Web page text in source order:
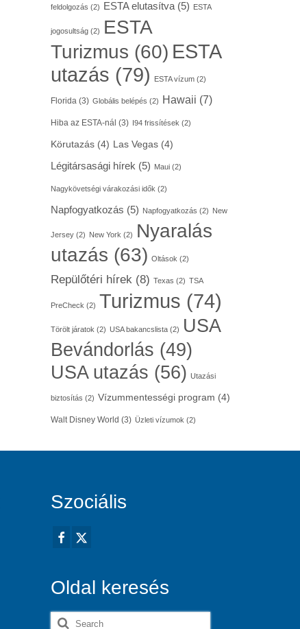
feldolgozás (2) ESTA elutasítva(5) ESTA
jogosultság(2)
ESTA
Turizmus (60) ESTA
utazás (79) ESTA vízum(2)
Florida(3) Globális belépés (2) Hawaii (7)
Hiba az ESTA-nál (3) I94 frissítések (2)
Körutazás(4) Las Vegas(4)
Légitársasági hírek(5) Maui(2)
Nagykövetségi várakozási idők (2)
Napfogyatkozás (5) Napfogyatkozás (2) New
Jersey(2) New York (2)
Nyaralás
utazás (63) Oltások (2)
Repülőtéri hírek(8) Texas (2) TSA
PreCheck (2) Turizmus (74)
Törölt járatok (2) USA bakancslista(2)
USA
Bevándorlás (49)
USA utazás (56) Utazási
biztosítás (2) Vízummentességi program (4)
Walt Disney World (3) Üzleti vízumok (2)
Szociális
Oldal keresés
Search